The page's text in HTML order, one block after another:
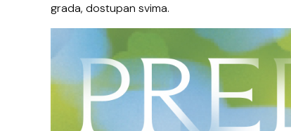
grada, dostupan svima.